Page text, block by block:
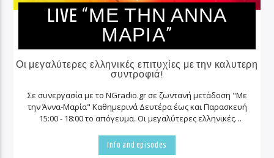
LIVE “ΜΈ ΤΗΝ ΑΝΝΑ
ΜΑΡΊΑ”
Οι μεγαλύτερες ελληνικές επιτυχίες με την καλυτερη
συντροφιά!
Σε συνεργασία με το NGradio.gr σε ζωντανή μετάδοση "Με
την Άννα-Μαρία" Καθημερινά Δευτέρα έως και Παρασκευή
15:00 - 18:00 το απόγευμα. Οι μεγαλύτερες ελληνικές
Νικολαΐδου κάθε μέρα μαζί σας.
Info and episodes